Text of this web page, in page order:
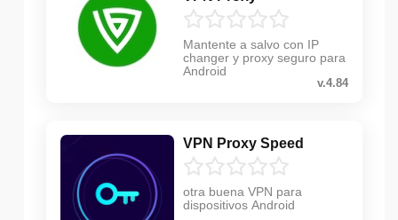
Mantente a salvo con IP
changer y proxy seguro para
Android
v.4.84
VPN Proxy Speed
otra buena VPN para
dispositivos Android